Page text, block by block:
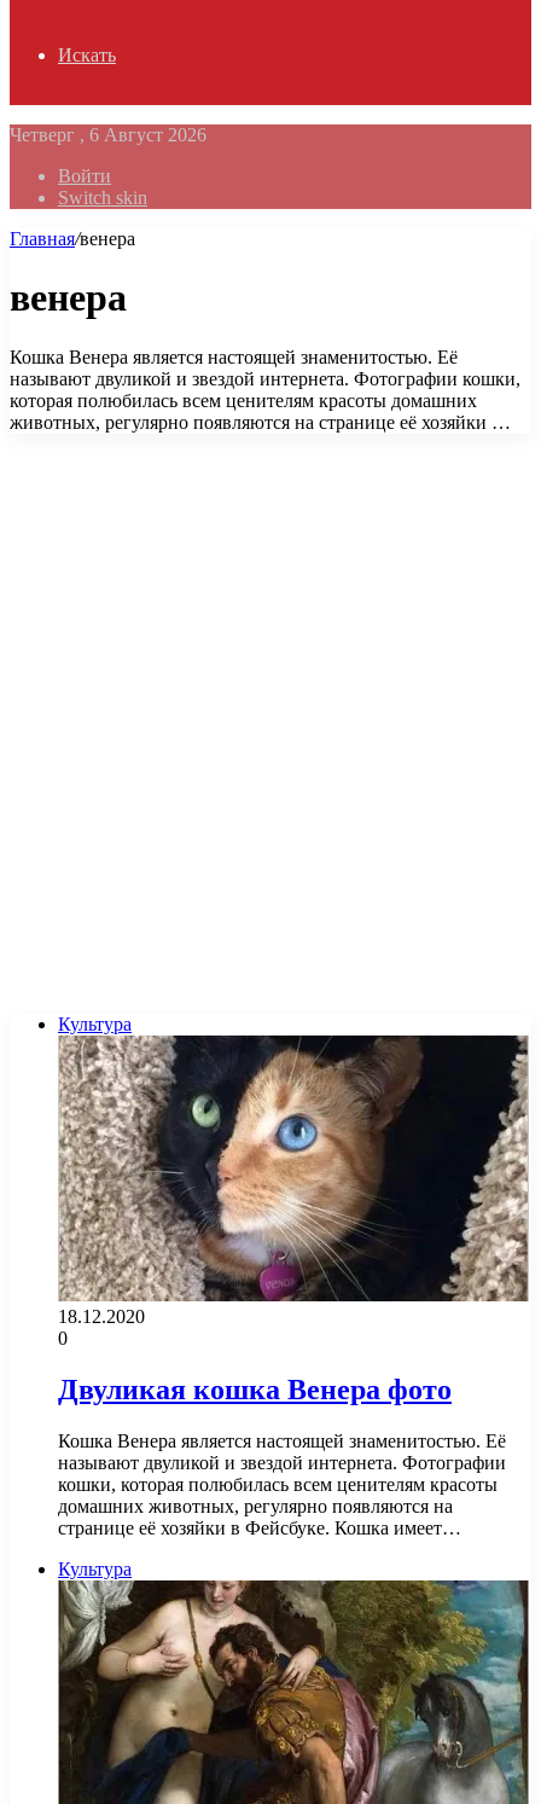
Искать
Четверг , 6 Август 2026
Войти
Switch skin
Главная/венера
венера
Кошка Венера является настоящей знаменитостью. Её
называют двуликой и звездой интернета. Фотографии кошки,
которая полюбилась всем ценителям красоты домашних
животных, регулярно появляются на странице её хозяйки …
Культура
18.12.2020
0
Двуликая кошка Венера фото
Кошка Венера является настоящей знаменитостью. Её
называют двуликой и звездой интернета. Фотографии
кошки, которая полюбилась всем ценителям красоты
домашних животных, регулярно появляются на
странице её хозяйки в Фейсбуке. Кошка имеет…
Культура